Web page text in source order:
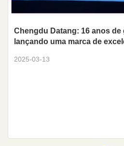
Chengdu Datang: 16 anos de
lançando uma marca de
2025-03-13